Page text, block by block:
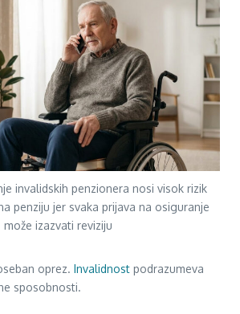
invalidskih penzionera nosi visok rizik
penziju jer svaka prijava na osiguranje
može izazvati reviziju
oprez. Invalidnost podrazumeva
sposobnosti.